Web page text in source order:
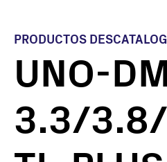
PRODUCTOS
UNO-
3.3/